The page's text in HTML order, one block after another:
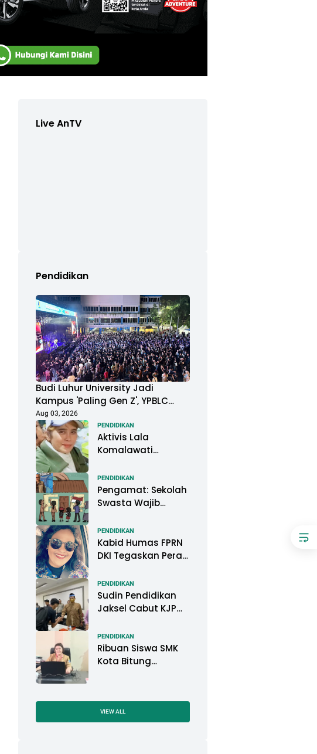
Live AnTV
Pendidikan
Budi Luhur University Jadi
Kampus 'Paling Gen Z', YPBLC
Dukung Mahasiswa Gelar
Festival Musik Berkapasitas
Ribuan Penonton
Aug 03, 2026
PENDIDIKAN
Aktivis Lala
Komalawati
Mariana: Jangan
Abaikan Psikologis
Anak di Tengah
PENDIDIKAN
Pengamat: Sekolah
Swasta Wajib
Pemkot Pontianak
PENDIDIKAN
Kabid Humas FPRN
DKI Tegaskan Peran
Pendidikan Tangani
Kasus
Perundungan
PENDIDIKAN
Sudin Pendidikan
Jaksel Cabut KJP
Langgar Konvensi
Hak Anak
PENDIDIKAN
Ribuan Siswa SMK
Kota Bitung
Ajaran 2022-2023
VIEW ALL